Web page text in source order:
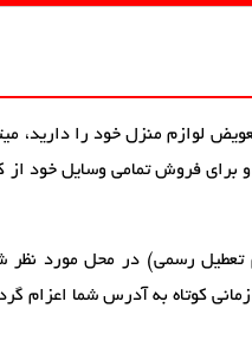
لوازم منزل خود را دارید،
و برای فروش تمامی وسایل خود
رسمی) در محل مورد نظر
کوتاه به آدرس شما اعزام